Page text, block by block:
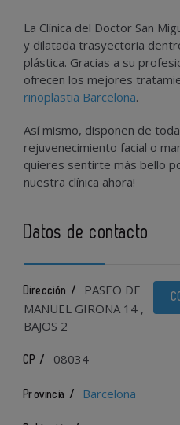
La Clínica del Doctor San
y dilatada trasyectoria
plástica. Gracias a su
ofrecen los mejores
rinoplastia Barcelona.
Así mismo, disponen de
rejuvenecimiento facial o
quieres sentirte más bello
nuestra clínica ahora!
Datos de contacto
Dirección /
PASEO DE
MANUEL GIRONA 14 ,
BAJOS 2
CP / 08034
Provincia / Barcelona